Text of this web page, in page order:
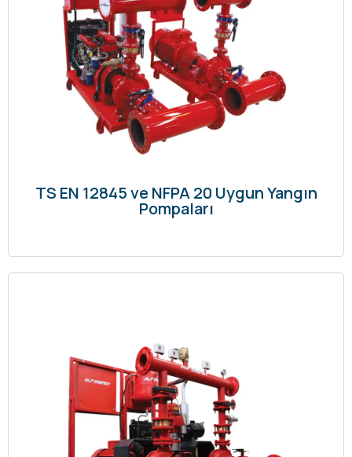
TS EN 12845 ve NFPA 20 Uygun Yangın
Pompaları